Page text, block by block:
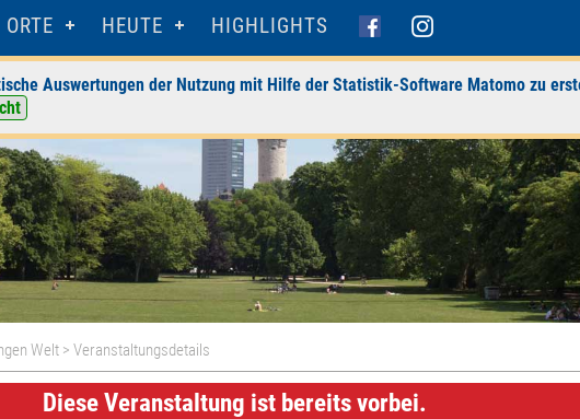
ORTE HEUTE HIGHLIGHTS
Auswertungen der Nutzung mit Hilfe der Statistik-Software Matomo zu
Welt > Veranstaltungsdetails
Diese Veranstaltung ist bereits vorbei.